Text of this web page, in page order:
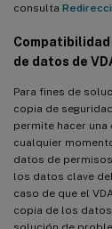
consulta
Compatibilidad
de datos de
Para fines de
copia de
permite hacer una
cualquier
datos de
los datos clave
caso de que el
copia de los